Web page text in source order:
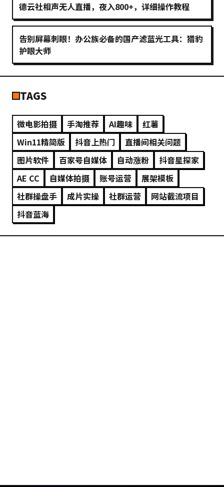
德云社相声无人直播，夜入800+，详细操作教程
告别屏幕刺眼！办公族必备的国产滤蓝光工具：猎豹
护眼大师
TAGS
微电影拍摄 手淘推荐 AI趣味
红薯
Win11精简版
抖音上热门
直播间相关问题
图片软件
百家号自媒体 自动涨粉
抖音星探家
AE CC
自媒体拍摄 账号运营
展架模板
社群操盘手
成片实操 社群运营
网站截流项目
抖音蓝海